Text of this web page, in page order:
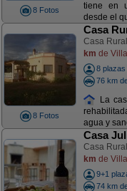
8 Fotos
tiene en
desde el
8 Fotos
Casa
Casa
km de
8 plazas
76 km
La
agua y
Casa
Casa
km de
9+1
74 km